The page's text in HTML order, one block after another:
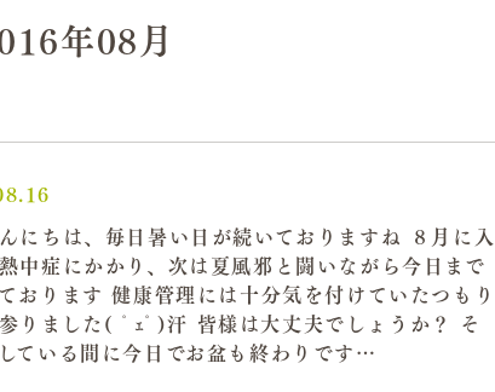
年08月
にちは、毎日暑い日が続いておりますね ８月に入
中症にかかり、次は夏風邪と闘いながら今日まで
おります 健康管理には十分気を付けていたつもり
りました( ﾟｪﾟ)汗 皆様は大丈夫でしょうか？ そ
ている間に今日でお盆も終わりです…